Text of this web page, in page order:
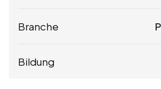
Branche
Bildung